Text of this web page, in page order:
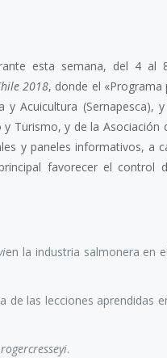
esta semana, del 4 al
2018, donde el «Programa
y Acuicultura (Sernapesca),
Turismo, y de la Asociación
y paneles informativos, a
favorecer el control
en la industria salmonera en
de las lecciones aprendidas
.
8 julio, 2026
lograr acuicultura